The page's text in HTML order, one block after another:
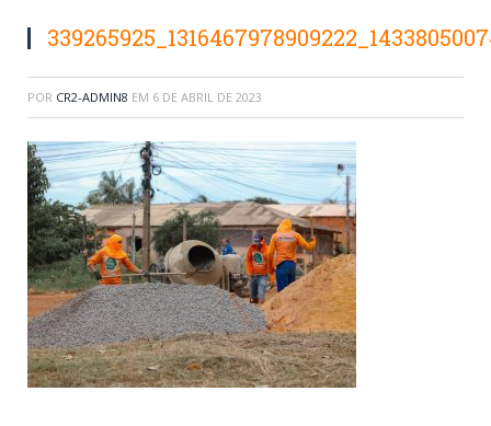
POR CR2-ADMIN8 EM 6 DE ABRIL DE 2023